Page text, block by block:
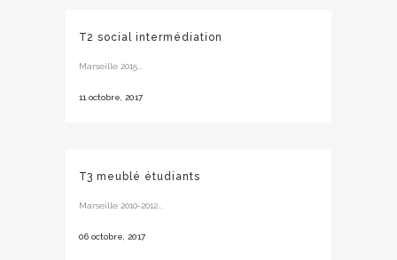
T2 social intermédiation
Marseille 2015...
11 octobre, 2017
T3 meublé étudiants
Marseille 2010-2012...
06 octobre, 2017